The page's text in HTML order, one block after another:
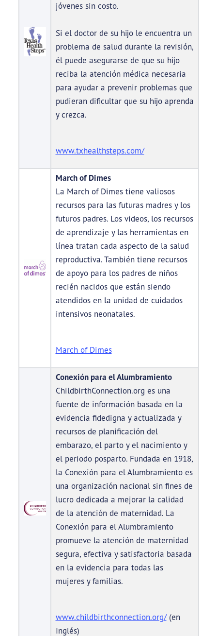
jóvenes sin costo.
Si el doctor de su hijo le encuentra un
problema de salud durante la revisión,
él puede asegurarse de que su hijo
reciba la atención médica necesaria
para ayudar a prevenir problemas que
pudieran dificultar que su hijo aprenda
y crezca.
www.txhealthsteps.com/
March of Dimes
La March of Dimes tiene valiosos
recursos para las futuras madres y los
futuros padres. Los videos, los recursos
de aprendizaje y las herramientas en
línea tratan cada aspecto de la salud
reproductiva. También tiene recursos
de apoyo para los padres de niños
recién nacidos que están siendo
atendidos en la unidad de cuidados
intensivos neonatales.
March of Dimes
Conexión para el Alumbramiento
ChildbirthConnection.org es una
fuente de información basada en la
evidencia fidedigna y actualizada y
recursos de planificación del
embarazo, el parto y el nacimiento y
el periodo posparto. Fundada en 1918,
la Conexión para el Alumbramiento es
una organización nacional sin fines de
lucro dedicada a mejorar la calidad
de la atención de maternidad. La
Conexión para el Alumbramiento
promueve la atención de maternidad
segura, efectiva y satisfactoria basada
en la evidencia para todas las
mujeres y familias.
www.childbirthconnection.org/(en
Inglés)